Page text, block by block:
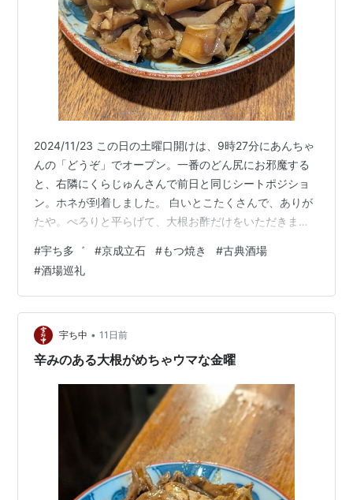
2024/11/23 この日の土曜口開けは、9時27分にあんちゃ
んの「どうぞ」でオープン。一番のどん尻にお邪魔する
と、右隣にくらじゅんさんで前日と同じシートポジショ
ン。ホネが到着しました。 白いとこたくさんで、ありが
たや。ぺろりと平らげて、大根お酢だけをいただきま
すねえ。ナンコツ薄塩が焼けてきました。 ナンコツ薄
塩、美味し。小瓶が空いて、うめ割りをいただきます。
ナンコツを平らげて、カシラたれが焼けてきました。 肉
肉しいカシラたれ、美味し。うめ割りも進んで半分おか
わりします。 ホネからナンコツ、カシラと土曜口開けを
堪能してごちそうさま。この日…
#宇ち多゛ #京成立石 #もつ焼き #古典酒場
#酒場巡礼
宇ち中 • 11日前
辛みのある大根がめちゃウマな金曜